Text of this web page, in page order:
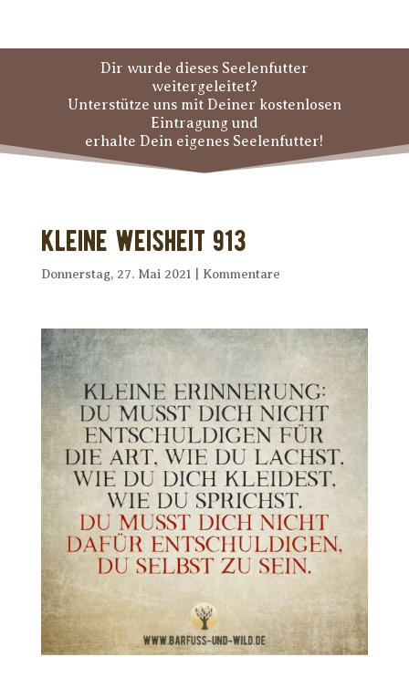
Dir wurde dieses Seelenfutter
weitergeleitet?
Unterstütze uns mit Deiner kostenlosen
Eintragung und
erhalte Dein eigenes Seelenfutter!
Kleine Weisheit 913
Donnerstag, 27. Mai 2021 Kommentare